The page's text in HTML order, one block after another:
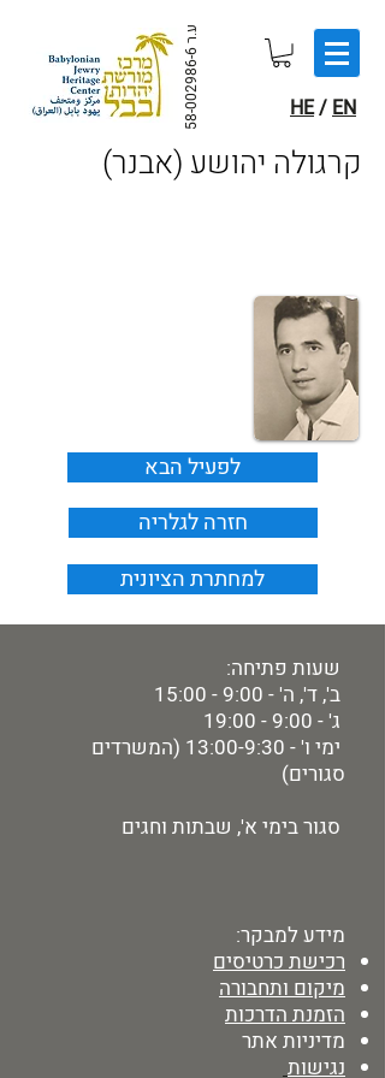
ע.ר
58-002986-6 HE/ EN
קרגולה יהושע (אבנר)
לפעיל הבא
חזרה לגלריה
למחתרת הציונית
שעות פתיחה:
ב', ד', ה' - 9:00 - 15:00
ג' - 9:00 - 19:00
ימי ו' - 13:00-9:30 (המשרדים
סגורים)
סגור בימי א', שבתות וחגים
מידע למבקר:
רכישת כרטיסים
מיקום ותחבורה
הזמנת הדרכות
מדיניות אתר
נגישות